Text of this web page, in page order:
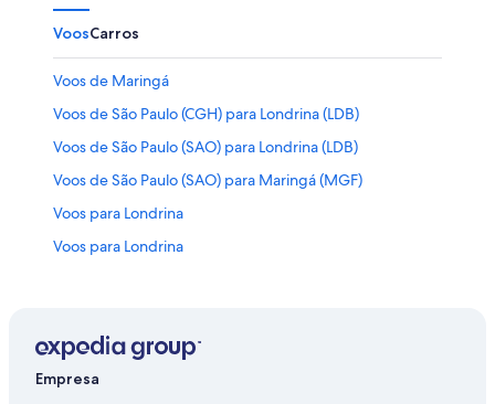
VoosCarros
Voos de Maringá
Voos de São Paulo (CGH) para Londrina (LDB)
Voos de São Paulo (SAO) para Londrina (LDB)
Voos de São Paulo (SAO) para Maringá (MGF)
Voos para Londrina
Voos para Londrina
Empresa